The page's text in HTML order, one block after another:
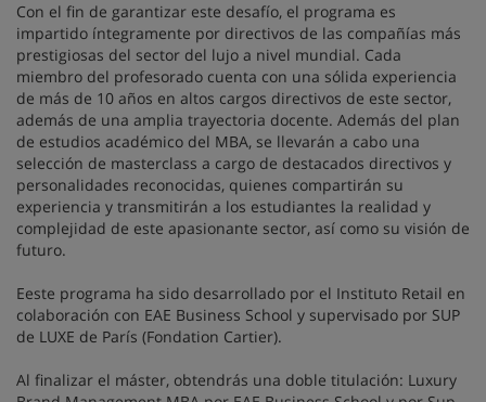
Con el fin de garantizar este desafío, el programa es
impartido íntegramente por directivos de las compañías más
prestigiosas del sector del lujo a nivel mundial. Cada
miembro del profesorado cuenta con una sólida experiencia
de más de 10 años en altos cargos directivos de este sector,
además de una amplia trayectoria docente. Además del plan
de estudios académico del MBA, se llevarán a cabo una
selección de masterclass a cargo de destacados directivos y
personalidades reconocidas, quienes compartirán su
experiencia y transmitirán a los estudiantes la realidad y
complejidad de este apasionante sector, así como su visión de
futuro.
Eeste programa ha sido desarrollado por el Instituto Retail en
colaboración con EAE Business School y supervisado por SUP
de LUXE de París (Fondation Cartier).
Al finalizar el máster, obtendrás una doble titulación: Luxury